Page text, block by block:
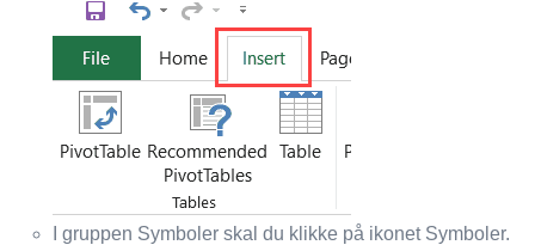
I gruppen Symboler skal du klikke på ikonet Symboler.